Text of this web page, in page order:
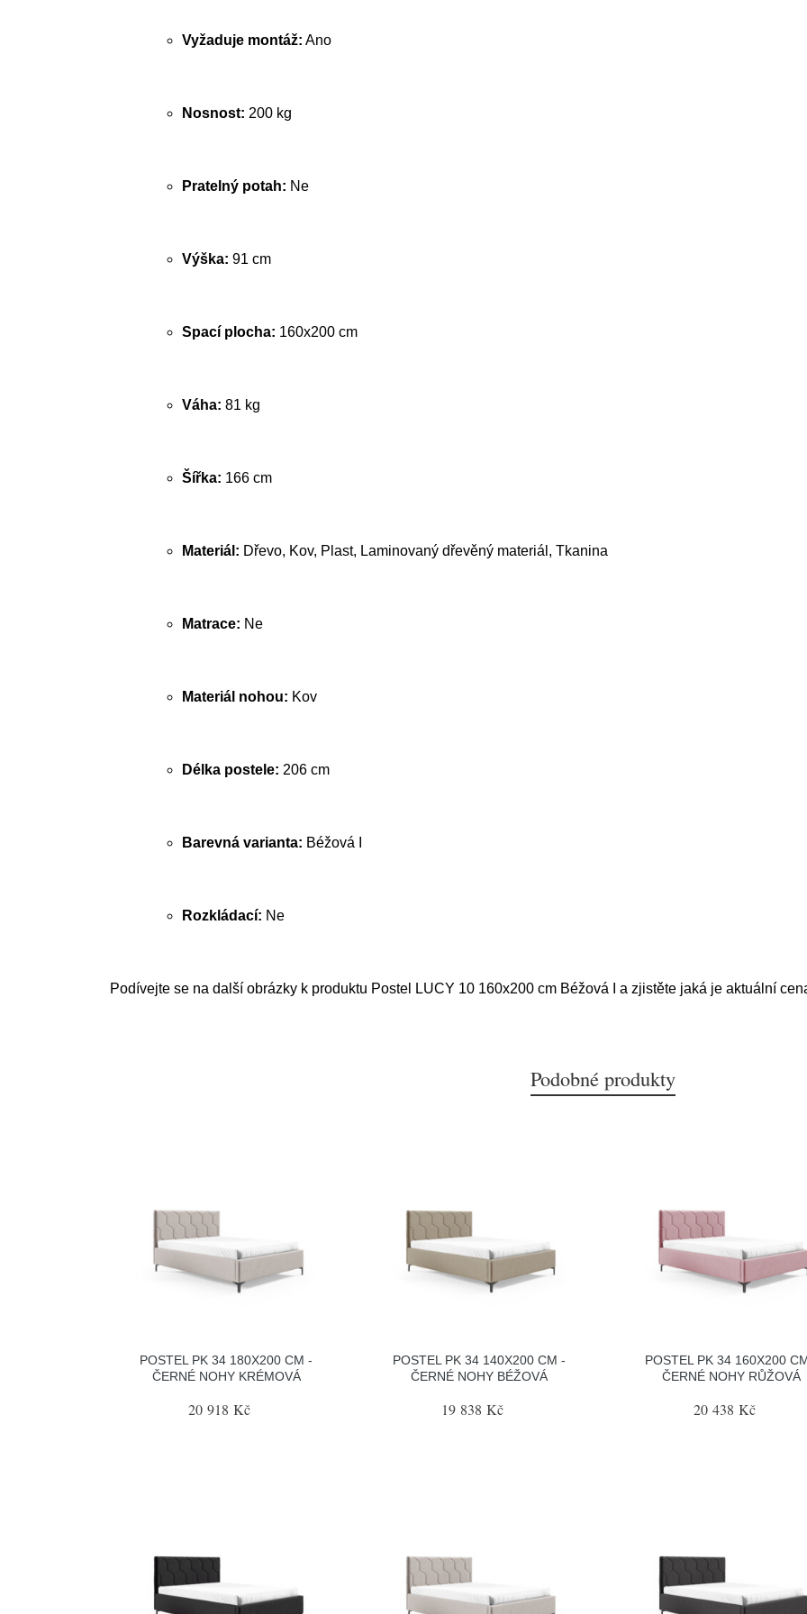
Vyžaduje montáž: Ano
Nosnost: 200 kg
Pratelný potah: Ne
Výška: 91 cm
Spací plocha: 160x200 cm
Váha: 81 kg
Šířka: 166 cm
Materiál: Dřevo, Kov, Plast, Laminovaný dřevěný materiál, Tkanina
Matrace: Ne
Materiál nohou: Kov
Délka postele: 206 cm
Barevná varianta: Béžová I
Rozkládací: Ne
Podívejte se na další obrázky k produktu Postel LUCY 10 160x200 cm Béžová I a zjistěte jaká je aktuální
Podobné produkty
POSTEL PK 34 180X200 CM -
ČERNÉ NOHY KRÉMOVÁ
20 918 Kč
POSTEL PK 34 140X200 CM -
ČERNÉ NOHY BÉŽOVÁ
19 838 Kč
POSTEL PK 34 160X200
ČERNÉ NOHY RŮŽOVÁ
20 438 Kč